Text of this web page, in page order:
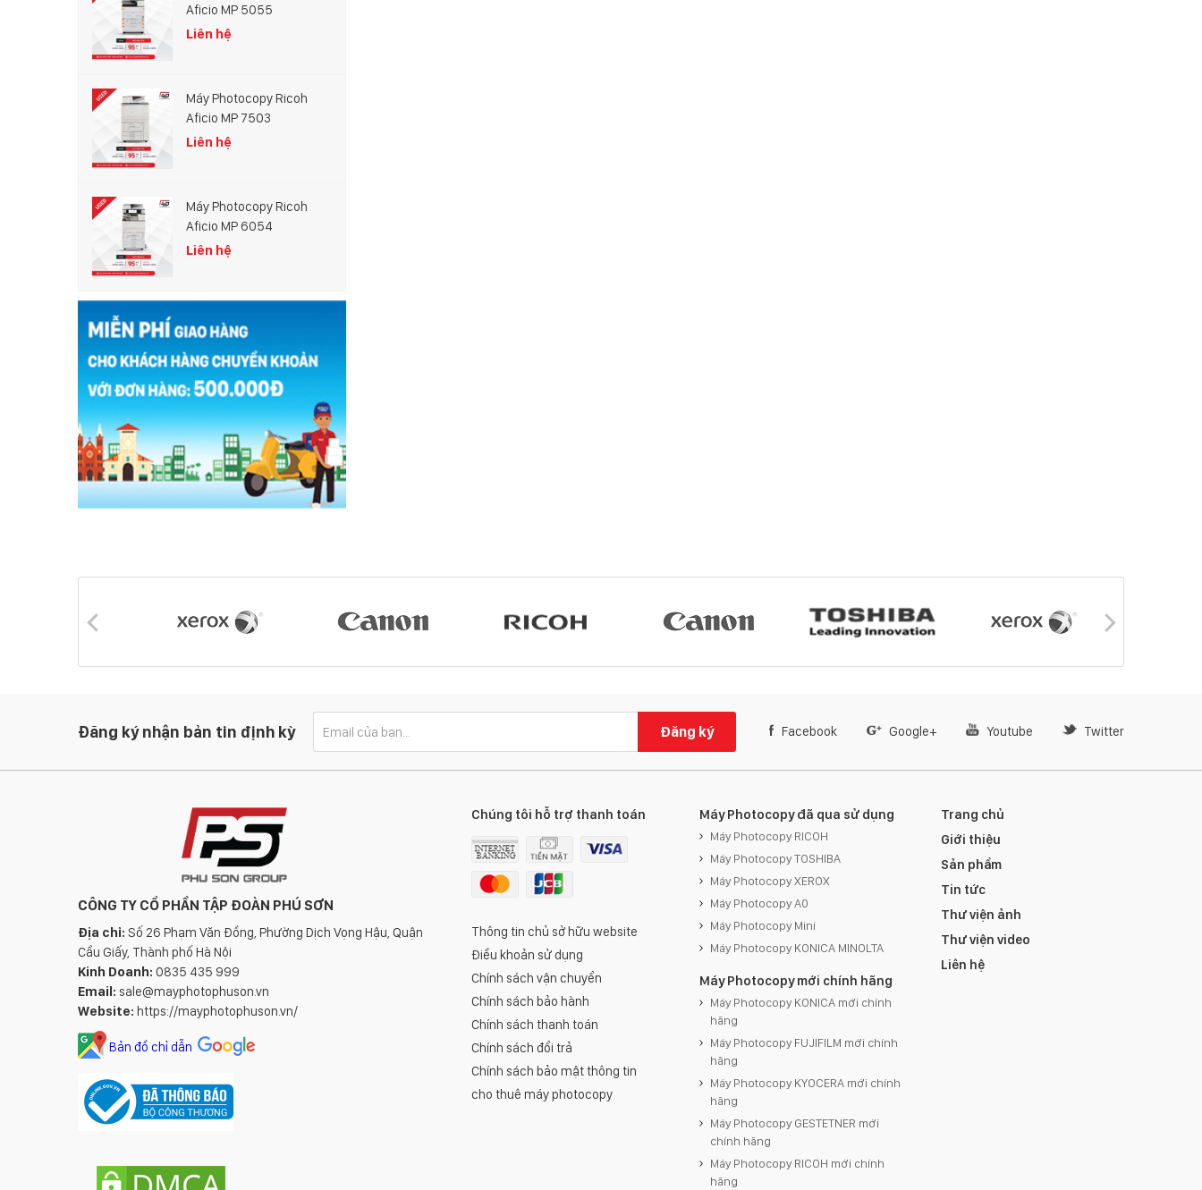
Aficio MP 5055
Liên hệ
Máy Photocopy Ricoh
Aficio MP 7503
Liên hệ
Máy Photocopy Ricoh
Aficio MP 6054
Liên hệ
Đăng ký nhận bản tin định kỳ Đăng ký Facebook Google+ Youtube Twitter
CÔNG TY CỔ PHẦN TẬP ĐOÀN PHÚ SƠN
Địa chỉ: Số 26 Phạm Văn Đồng, Phường Dịch Vọng Hậu, Quận
Cầu Giấy, Thành phố Hà Nội
Kinh Doanh: 0835 435 999
Email: sale@mayphotophuson.vn
Website: https://mayphotophuson.vn/
Bản đồ chỉ dẫn
Chúng tôi hỗ trợ thanh toán
Thông tin chủ sở hữu website
Điều khoản sử dụng
Chính sách vận chuyển
Chính sách bảo hành
Chính sách thanh toán
Chính sách đổi trả
Chính sách bảo mật thông tin
cho thuê máy photocopy
Máy Photocopy đã qua sử dụng
Máy Photocopy RICOH
Máy Photocopy TOSHIBA
Máy Photocopy XEROX
Máy Photocopy A0
Máy Photocopy Mini
Máy Photocopy KONICA MINOLTA
Máy Photocopy mới chính hãng
Máy Photocopy KONICA mới chính
hãng
Máy Photocopy FUJIFILM mới chính
hãng
Máy Photocopy KYOCERA mới chính
hãng
Máy Photocopy GESTETNER mới
chính hãng
Máy Photocopy RICOH mới chính
hãng
Trang chủ
Giới thiệu
Sản phẩm
Tin tức
Thư viện ảnh
Thư viện video
Liên hệ